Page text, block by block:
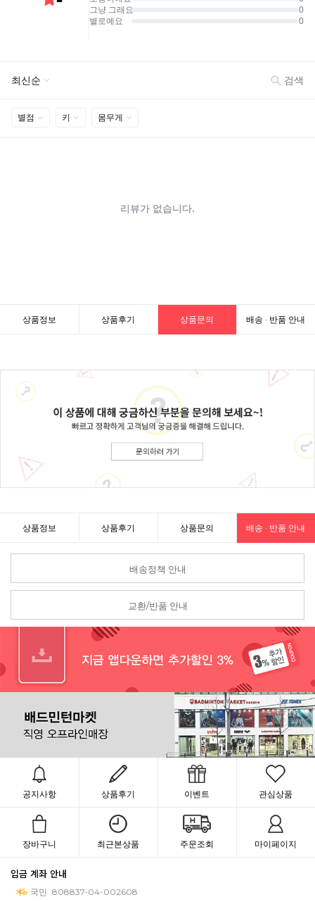
상품정보 상품후기 상품문의 배송 · 반품 안내
상품정보 상품후기 상품문의 배송 · 반품 안내
배송정책 안내
교환/반품 안내
공지사항 상품후기 이벤트 관심상품
장바구니 최근본상품 주문조회 마이페이지
입금 계좌 안내
국민 808837-04-002608